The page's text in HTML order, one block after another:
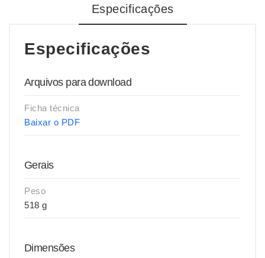
Especificações
Especificações
Arquivos para download
Ficha técnica
Baixar o PDF
Gerais
Peso
518 g
Dimensões